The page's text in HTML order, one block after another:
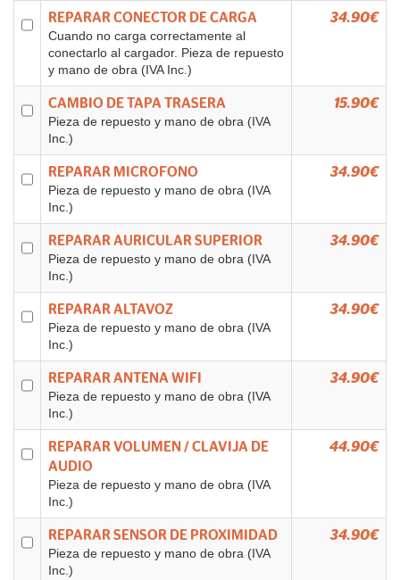
REPARAR CONECTOR DE CARGA
Cuando no carga correctamente al
conectarlo al cargador. Pieza de repuesto
y mano de obra (IVA Inc.)
34.90€
CAMBIO DE TAPA TRASERA
Pieza de repuesto y mano de obra (IVA
Inc.)
15.90€
REPARAR MICROFONO
Pieza de repuesto y mano de obra (IVA
Inc.)
34.90€
REPARAR AURICULAR SUPERIOR
Pieza de repuesto y mano de obra (IVA
Inc.)
34.90€
REPARAR ALTAVOZ
Pieza de repuesto y mano de obra (IVA
Inc.)
34.90€
REPARAR ANTENA WIFI
Pieza de repuesto y mano de obra (IVA
Inc.)
34.90€
REPARAR VOLUMEN / CLAVIJA DE
AUDIO
Pieza de repuesto y mano de obra (IVA
Inc.)
44.90€
REPARAR SENSOR DE PROXIMIDAD
Pieza de repuesto y mano de obra (IVA
Inc.)
34.90€